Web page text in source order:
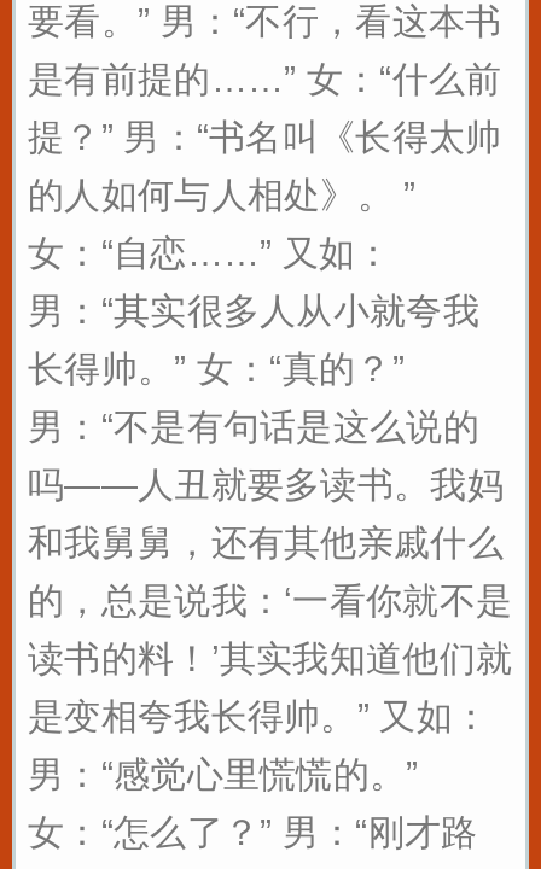
要看。” 男：“不行，看这本书
是有前提的……” 女：“什么前
提？” 男：“书名叫《长得太帅
的人如何与人相处》。 ”
女：“自恋……” 又如：
男：“其实很多人从小就夸我
长得帅。” 女：“真的？”
男：“不是有句话是这么说的
吗——人丑就要多读书。我妈
和我舅舅，还有其他亲戚什么
的，总是说我：‘一看你就不是
读书的料！’其实我知道他们就
是变相夸我长得帅。” 又如：
男：“感觉心里慌慌的。”
女：“怎么了？” 男：“刚才路